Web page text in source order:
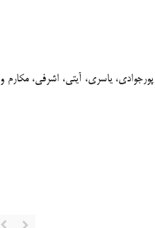
پورجوادي، ياسري، آيتي، اشرفي، مكارم و